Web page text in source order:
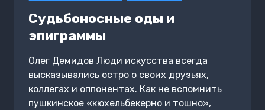
Судьбоносные оды и
эпиграммы
Олег Демидов Люди искусства всегда
высказывались остро о своих друзьях,
коллегах и оппонентах. Как не вспомнить
пушкинское «кюхельбекерно и тошно»,